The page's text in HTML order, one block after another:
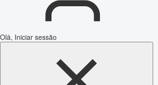
Olá, Iniciar sessão